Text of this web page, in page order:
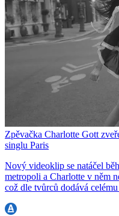
Zpěvačka Charlotte Gott
singlu Paris
Nový videoklip se natáčel
metropoli a Charlotte v něm
což dle tvůrců dodává